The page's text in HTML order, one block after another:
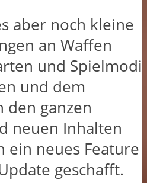
aber noch kleine
an Waffen
und Spielmodi
und dem
den ganzen
neuen Inhalten
ein neues Feature
geschafft.